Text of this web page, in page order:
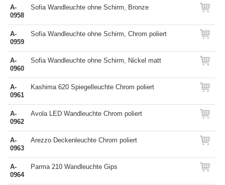
A-
0958
Sofia Wandleuchte ohne Schirm, Bronze
A-
0959
Sofia Wandleuchte ohne Schirm, Chrom poliert
A-
0960
Sofia Wandleuchte ohne Schirm, Nickel matt
A-
0961
Kashima 620 Spiegelleuchte Chrom poliert
A-
0962
Avola LED Wandleuchte Chrom poliert
A-
0963
Arezzo Deckenleuchte Chrom poliert
A-
0964
Parma 210 Wandleuchte Gips